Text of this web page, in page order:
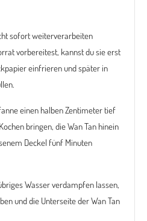
sofort weiterverarbeiten
vorbereitest, kannst du sie erst
einfrieren und später in
einen halben Zentimeter tief
bringen, die Wan Tan hinein
Deckel fünf Minuten
Wasser verdampfen lassen,
und die Unterseite der Wan Tan